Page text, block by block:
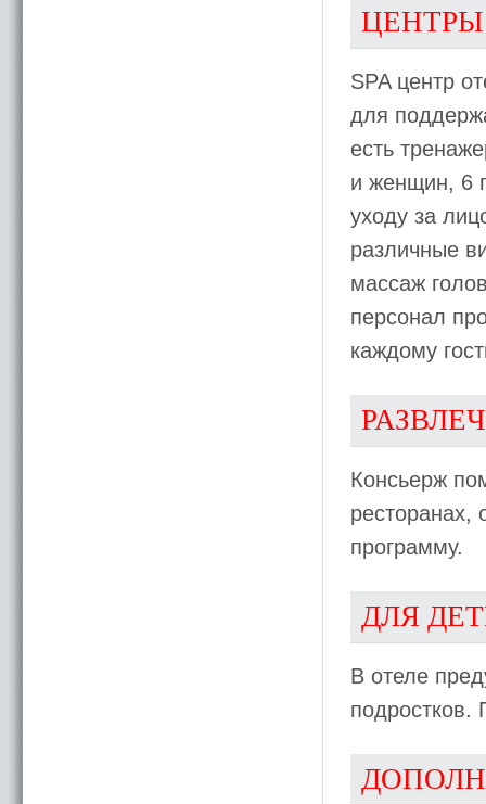
SPA центр
для
есть
и женщин, 6
уходу за
различные
массаж
персонал
каждому
Консьерж
ресторанах,
программу.
ДЛЯ
В отеле
подростков.